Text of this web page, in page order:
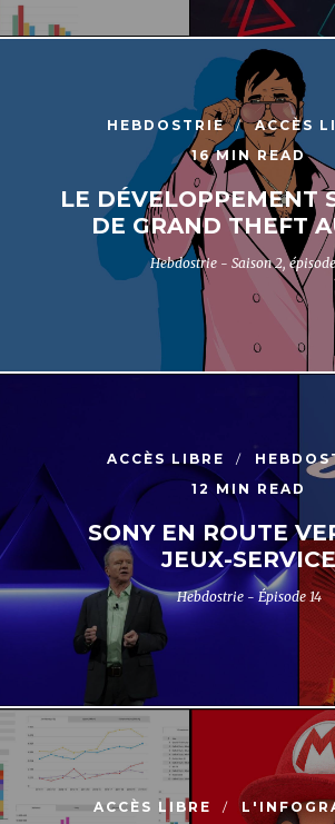
HEBDOSTRIE
ACCÈS
16 MIN READ
LE DÉVELOPPEMENT
DE GRAND THEFT
Hebdostrie - Saison 2,
ACCÈS LIBRE
12 MIN READ
SONY EN ROUTE
JEUX-SERVICE
Hebdostrie - Épisode 14
ACCÈS LIBRE